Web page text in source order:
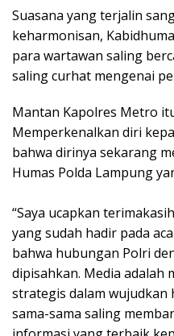
Suasana yang terjalin
keharmonisan,
para wartawan saling
saling curhat mengenai
Mantan Kapolres Metro
Memperkenalkan diri
bahwa dirinya sekarang
Humas Polda Lampung
“Saya ucapkan
yang sudah hadir pada
bahwa hubungan Polri
dipisahkan. Media adalah
strategis dalam wujudkan
sama-sama saling